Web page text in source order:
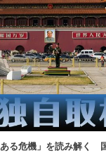
ある危機」を読み解く